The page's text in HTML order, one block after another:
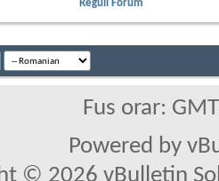
Reguli Forum
Fus orar:
Powered by